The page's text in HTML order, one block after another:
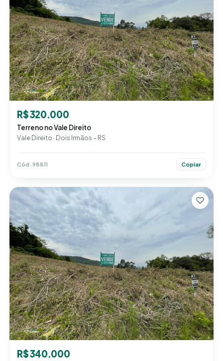
R$ 320.000
Terreno no Vale Direito
Vale Direito · Dois Irmãos – RS
Cód. 98811 Copiar
R$ 340.000